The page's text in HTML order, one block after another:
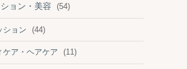
ョン・美容 (54)
ション (44)
ケア・ヘアケア (11)